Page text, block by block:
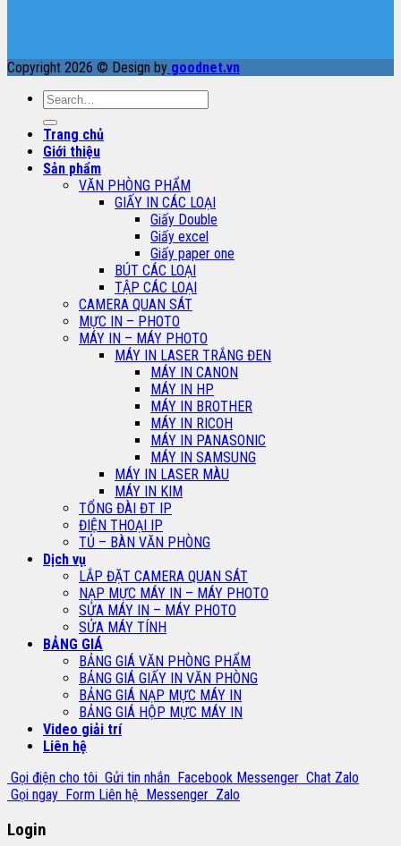
Copyright 2026 © Design by goodnet.vn
Search
for:
Trang chủ
Giới thiệu
Sản phẩm
VĂN PHÒNG PHẨM
GIẤY IN CÁC LOẠI
Giấy Double
Giấy excel
Giấy paper one
BÚT CÁC LOẠI
TẬP CÁC LOẠI
CAMERA QUAN SÁT
MỰC IN – PHOTO
MÁY IN – MÁY PHOTO
MÁY IN LASER TRẮNG ĐEN
MÁY IN CANON
MÁY IN HP
MÁY IN BROTHER
MÁY IN RICOH
MÁY IN PANASONIC
MÁY IN SAMSUNG
MÁY IN LASER MÀU
MÁY IN KIM
TỔNG ĐÀI ĐT IP
ĐIỆN THOẠI IP
TỦ – BÀN VĂN PHÒNG
Dịch vụ
LẮP ĐẶT CAMERA QUAN SÁT
NẠP MỰC MÁY IN – MÁY PHOTO
SỬA MÁY IN – MÁY PHOTO
SỬA MÁY TÍNH
BẢNG GIÁ
BẢNG GIÁ VĂN PHÒNG PHẨM
BẢNG GIÁ GIẤY IN VĂN PHÒNG
BẢNG GIÁ NẠP MỰC MÁY IN
BẢNG GIÁ HỘP MỰC MÁY IN
Video giải trí
Liên hệ
Gọi điện cho tôi Gửi tin nhắn Facebook Messenger Chat Zalo
Gọi ngay Form Liên hệ Messenger Zalo
Login